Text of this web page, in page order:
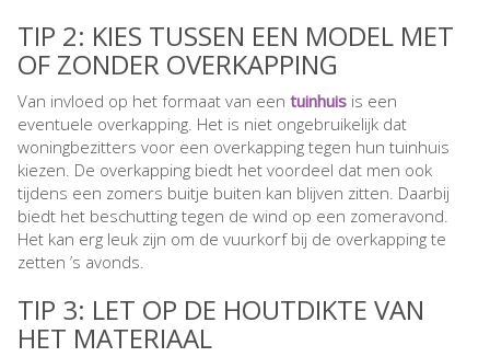
TIP 2: KIES TUSSEN EEN MODEL MET
OF ZONDER OVERKAPPING
Van invloed op het formaat van een tuinhuis is een
eventuele overkapping. Het is niet ongebruikelijk dat
woningbezitters voor een overkapping tegen hun tuinhuis
kiezen. De overkapping biedt het voordeel dat men ook
tijdens een zomers buitje buiten kan blijven zitten. Daarbij
biedt het beschutting tegen de wind op een zomeravond.
Het kan erg leuk zijn om de vuurkorf bij de overkapping te
zetten ’s avonds.
TIP 3: LET OP DE HOUTDIKTE VAN
HET MATERIAAL